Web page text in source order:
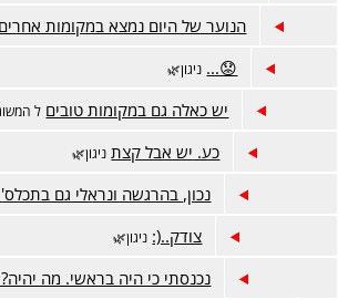
הנוער של היום נמצא במקומות אחרים
😟... ניגון🌿
יש כאלה גם במקומות טובים ל
כע. יש אבל קצת ניגון🌿
נכון, בהרגשה ונראלי גם
צודק..(: ניגון🌿
נכנסתי כי היה בראשי. מה